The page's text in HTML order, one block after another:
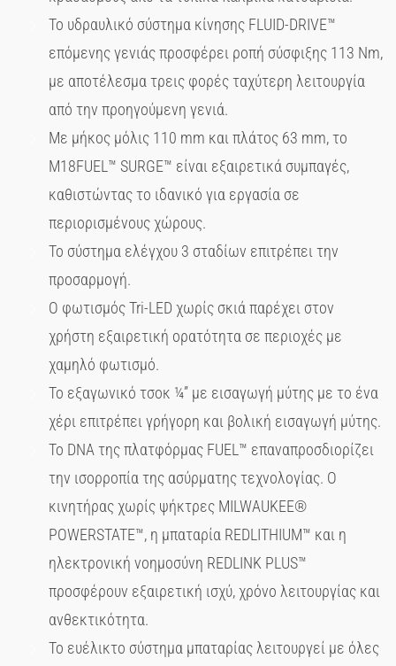
Το υδραυλικό σύστημα κίνησης FLUID-DRIVE™
επόμενης γενιάς προσφέρει ροπή σύσφιξης 113 Nm,
με αποτέλεσμα τρεις φορές ταχύτερη λειτουργία
από την προηγούμενη γενιά.
Με μήκος μόλις 110 mm και πλάτος 63 mm, το
M18FUEL™ SURGE™ είναι εξαιρετικά συμπαγές,
καθιστώντας το ιδανικό για εργασία σε
περιορισμένους χώρους.
Το σύστημα ελέγχου 3 σταδίων επιτρέπει την
προσαρμογή.
Ο φωτισμός Tri-LED χωρίς σκιά παρέχει στον
χρήστη εξαιρετική ορατότητα σε περιοχές με
χαμηλό φωτισμό.
Το εξαγωνικό τσοκ ¼” με εισαγωγή μύτης με το ένα
χέρι επιτρέπει γρήγορη και βολική εισαγωγή μύτης.
Το DNA της πλατφόρμας FUEL™ επαναπροσδιορίζει
την ισορροπία της ασύρματης τεχνολογίας. Ο
κινητήρας χωρίς ψήκτρες MILWAUKEE®
POWERSTATE™, η μπαταρία REDLITHIUM™ και η
ηλεκτρονική νοημοσύνη REDLINK PLUS™
προσφέρουν εξαιρετική ισχύ, χρόνο λειτουργίας και
ανθεκτικότητα.
Το ευέλικτο σύστημα μπαταρίας λειτουργεί με όλες